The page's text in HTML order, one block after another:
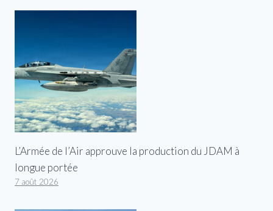
L’Armée de l’Air approuve la production du JDAM à
longue portée
7 août 2026